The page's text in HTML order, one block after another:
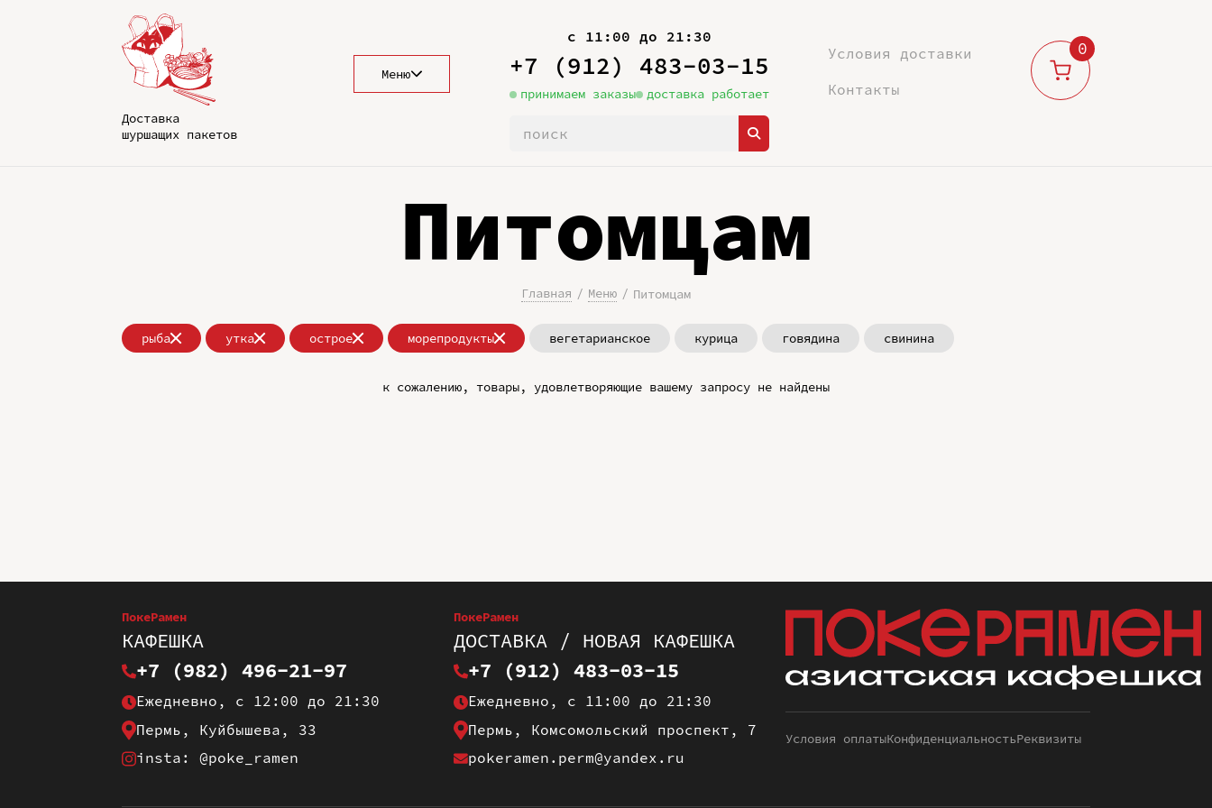
Доставка
шуршащих пакетов
Меню
с 11:00 до 21:30
+7 (912) 483-03-15
принимаем заказы доставка работает
Условия доставки
Контакты
0
Питомцам
Главная Меню Питомцам
рыба утка острое морепродукты вегетарианское курица говядина свинина
к сожалению, товары, удовлетворяющие вашему запросу не найдены
ПокеРамен
КАФЕШКА
+7 (982) 496-21-97
Ежедневно, с 12:00 до 21:30
Пермь, Куйбышева, 33
insta: @poke_ramen
ПокеРамен
ДОСТАВКА / НОВАЯ КАФЕШКА
+7 (912) 483-03-15
Ежедневно, с 11:00 до 21:30
Пермь, Комсомольский проспект, 7
pokeramen.perm@yandex.ru
Условия оплатыКонфиденциальностьРеквизиты